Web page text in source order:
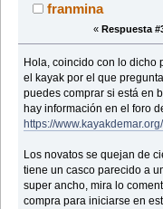
franmina
« Respuesta
Hola, coincido con lo dicho
el kayak por el que
puedes comprar si está en
hay información en el foro
https://
Los novatos se quejan de
tiene un casco parecido a
super ancho, mira lo
compra para iniciarse en